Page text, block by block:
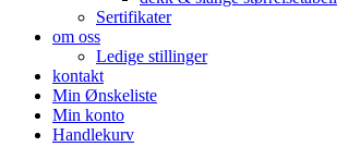
Sertifikater
om oss
Ledige stillinger
kontakt
Min Ønskeliste
Min konto
Handlekurv